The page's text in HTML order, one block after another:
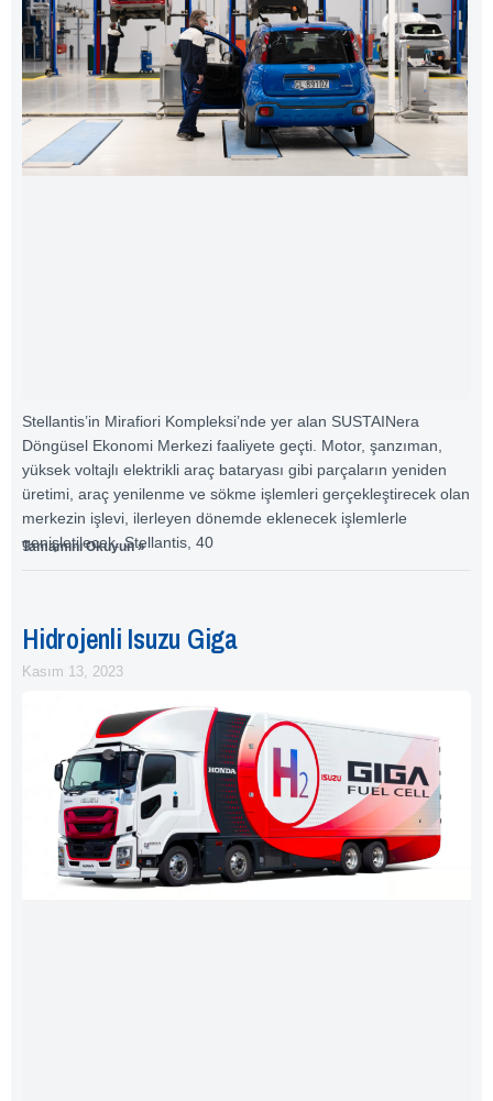
Stellantis’in Mirafiori Kompleksi’nde yer alan SUSTAINera
Döngüsel Ekonomi Merkezi faaliyete geçti. Motor, şanzıman,
yüksek voltajlı elektrikli araç bataryası gibi parçaların yeniden
üretimi, araç yenilenme ve sökme işlemleri gerçekleştirecek olan
merkezin işlevi, ilerleyen dönemde eklenecek işlemlerle
genişletilecek. Stellantis, 40
Tamamını Okuyun »
Hidrojenli Isuzu Giga
Kasım 13, 2023